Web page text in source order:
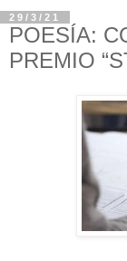
29/3/21
POESÍA:
PREMIO